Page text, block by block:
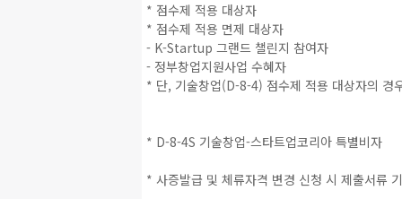
* 점수제 적용 대상자
* 점수제 적용 면제 대상자
- K-Startup 그랜드 챌린지 참여자
- 정부창업지원사업 수혜자
* 단, 기술창업(D-8-4) 점수제 적용 대상자의 경
* D-8-4S 기술창업-스타트업코리아 특별비자
* 사증발급 및 체류자격 변경 신청 시 제출서류